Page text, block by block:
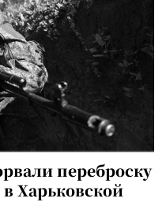
переброску
Харьковской